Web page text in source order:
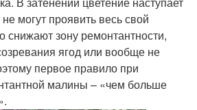
могут проявить весь свой
снижают зону ремонтантности,
ягод или вообще не
первое правило при
малины – «чем больше